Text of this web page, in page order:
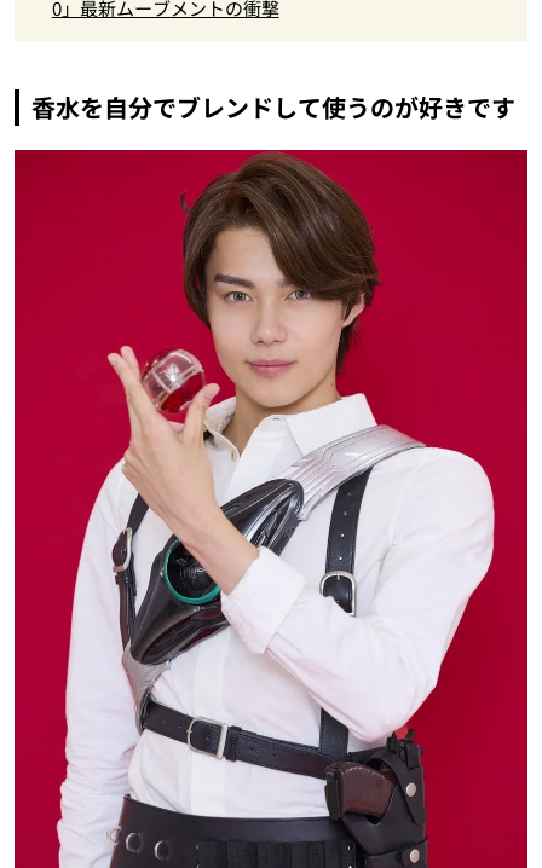
0」最新ムーブメントの衝撃
香水を自分でブレンドして使うのが好きです